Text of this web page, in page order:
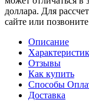
доллара. Для
сайте или
Описание
Отзывы
Как купить
Способы
Доставка